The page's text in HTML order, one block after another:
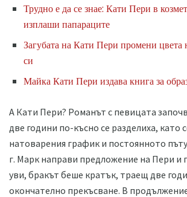
Трудно е да се знае: Кати Пери в
изплаши папараците
Загубата на Кати Пери промени цвета
си
Майка Кати Пери издава книга за
А Кати Пери? Романът с певицата
две години по-късно се разделиха, като
натоварения график и постоянното
г. Марк направи предложение на Пери и
уви, бракът беше кратък, траещ две
окончателно прекъсване. В